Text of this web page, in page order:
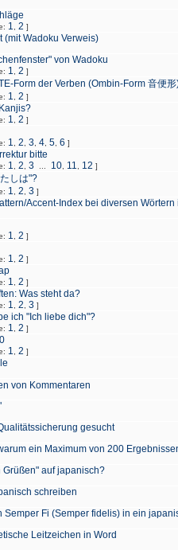
1 2 ]
(mit Wadoku Verweis)
von Wadoku
1 2 ]
Form der Verben (Ombin-Form 音便形
1 2 ]
1 2 ]
1 2 3 4 5 6 ]
bitte
1 2 3 10 11 12 ]
しは"?
1 2 3 ]
Accent-Index bei diversen
1 2 ]
1 2 ]
1 2 ]
Was steht da?
1 2 3 ]
ich "Ich liebe dich"?
1 2 ]
1 2 ]
von Kommentaren
gesucht
ein Maximum von 200
Grüßen" auf japanisch?
schreiben
Semper Fi (Semper fidelis) in ein
Leitzeichen in Word